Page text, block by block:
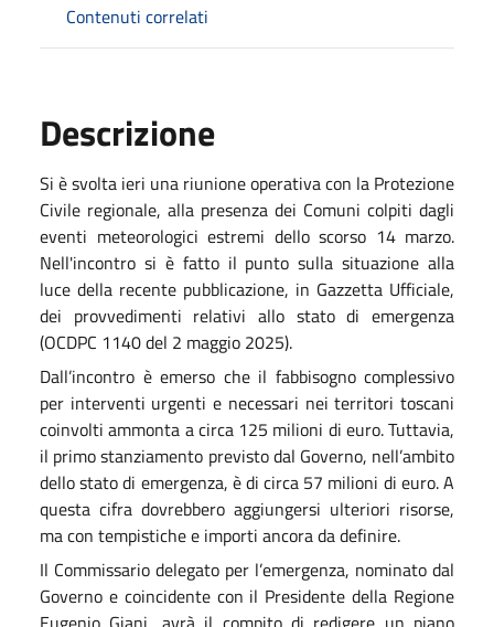
Contenuti correlati
Descrizione
Si è svolta ieri una riunione operativa con la Protezione
Civile regionale, alla presenza dei Comuni colpiti dagli
eventi meteorologici estremi dello scorso 14 marzo.
Nell'incontro si è fatto il punto sulla situazione alla
luce della recente pubblicazione, in Gazzetta Ufficiale,
dei provvedimenti relativi allo stato di emergenza
(OCDPC 1140 del 2 maggio 2025).
Dall’incontro è emerso che il fabbisogno complessivo
per interventi urgenti e necessari nei territori toscani
coinvolti ammonta a circa 125 milioni di euro. Tuttavia,
il primo stanziamento previsto dal Governo, nell’ambito
dello stato di emergenza, è di circa 57 milioni di euro. A
questa cifra dovrebbero aggiungersi ulteriori risorse,
ma con tempistiche e importi ancora da definire.
Il Commissario delegato per l’emergenza, nominato dal
Governo e coincidente con il Presidente della Regione